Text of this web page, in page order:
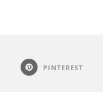
PINTEREST